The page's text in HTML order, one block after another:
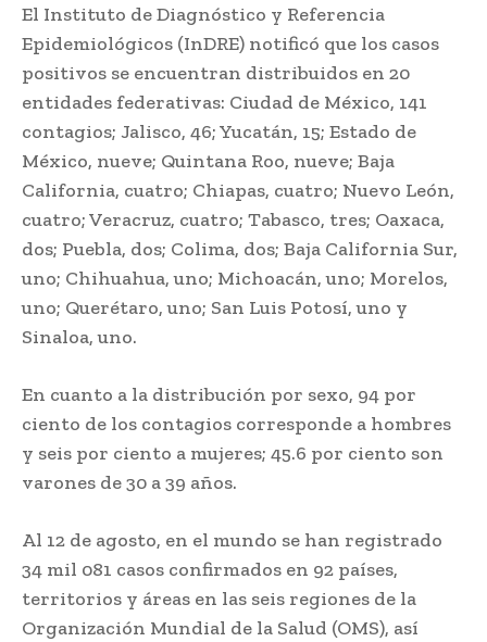
El Instituto de Diagnóstico y Referencia
Epidemiológicos (InDRE) notificó que los casos
positivos se encuentran distribuidos en 20
entidades federativas: Ciudad de México, 141
contagios; Jalisco, 46; Yucatán, 15; Estado de
México, nueve; Quintana Roo, nueve; Baja
California, cuatro; Chiapas, cuatro; Nuevo León,
cuatro; Veracruz, cuatro; Tabasco, tres; Oaxaca,
dos; Puebla, dos; Colima, dos; Baja California Sur,
uno; Chihuahua, uno; Michoacán, uno; Morelos,
uno; Querétaro, uno; San Luis Potosí, uno y
Sinaloa, uno.
En cuanto a la distribución por sexo, 94 por
ciento de los contagios corresponde a hombres
y seis por ciento a mujeres; 45.6 por ciento son
varones de 30 a 39 años.
Al 12 de agosto, en el mundo se han registrado
34 mil 081 casos confirmados en 92 países,
territorios y áreas en las seis regiones de la
Organización Mundial de la Salud (OMS), así